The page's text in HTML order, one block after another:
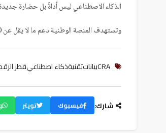
Hacklink panel
Hacklink panel
Hacklink
Hacklink
Hacklink Panel
Masal oku
الذكاء الاصطناعي ليس أداةً بل حضارة
وتستهدف المنصة الوطنية دعم ما لا يقل عن 500 مشروع حكومي وخاص بحلول نهاية عام 2026.
CRAبياناتتقنيةذكاء اصطناعيقطر
شارك: فيسبوك تويتر